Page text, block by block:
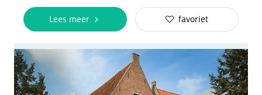
Lees meer favoriet